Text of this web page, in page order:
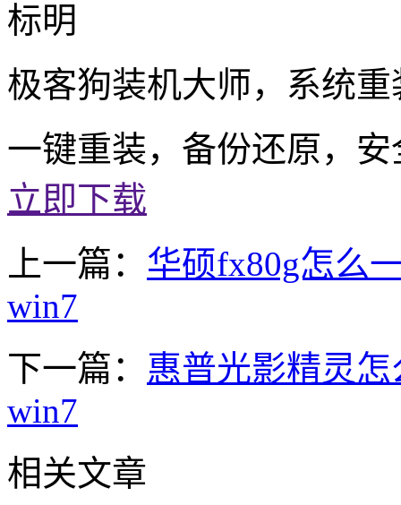
标明
极客狗装机大师，系统
一键重装，备份还原，
立即下载
上一篇： 华硕fx80g怎么
win7
下一篇： 惠普光影精灵
win7
相关文章